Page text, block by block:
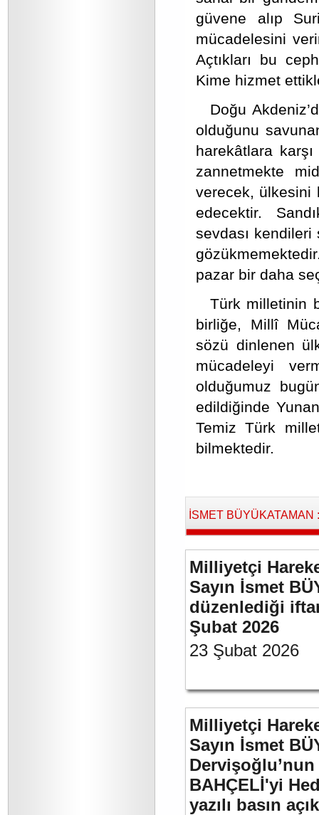
güvene alıp
mücadelesini
Açtıkları bu
Kime hizmet
Doğu
olduğunu
harekâtlara
zannetmekte
verecek, ülkesini
edecektir.
sevdası
pazar bir daha
Türk milletinin
birliğe, Millî
sözü dinlenen
mücadeleyi
olduğumuz
edildiğinde
Temiz Türk
bilmektedir.
İSMET BÜYÜKATAMAN
Milliyetçi
Sayın İsmet
düzenlediği
Şubat 2026
23 Şubat 2026
Milliyetçi
Sayın İsmet
Dervişoğlu’nun
BAHÇELİ'yi
yazılı basın